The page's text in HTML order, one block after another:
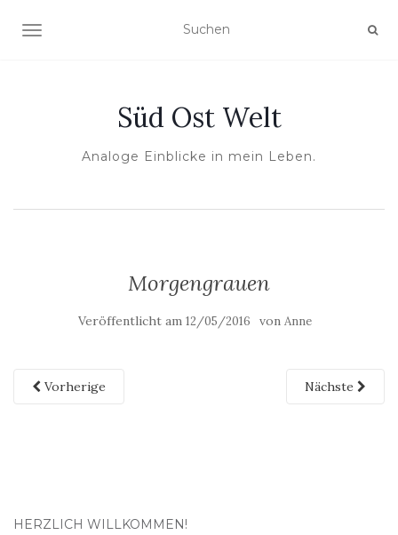
NAVIGATION UMSCHALTEN
Süd Ost Welt
Analoge Einblicke in mein Leben.
Morgengrauen
Veröffentlicht am 12/05/2016 von Anne
Vorherige Nächste
HERZLICH WILLKOMMEN!